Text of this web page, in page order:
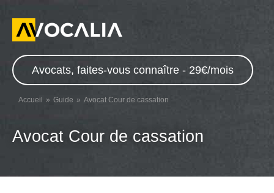
Avocats, faites-vous connaître - 29€/mois
Accueil Guide Avocat Cour de cassation
Avocat Cour de cassation